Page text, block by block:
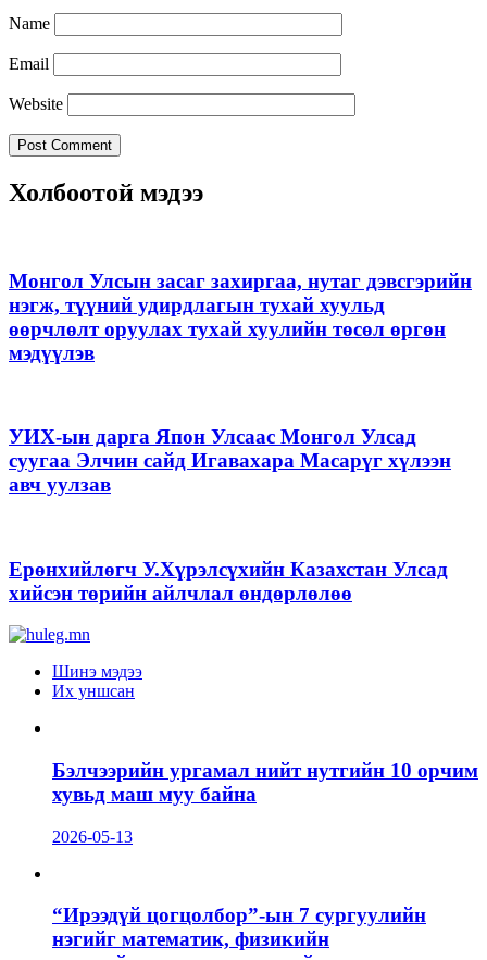
Name
Email
Website
Холбоотой мэдээ
Монгол Улсын засаг захиргаа, нутаг дэвсгэрийн
нэгж, түүний удирдлагын тухай хуульд
өөрчлөлт оруулах тухай хуулийн төсөл өргөн
мэдүүлэв
УИХ-ын дарга Япон Улсаас Монгол Улсад
суугаа Элчин сайд Игавахара Масарүг хүлээн
авч уулзав
Ерөнхийлөгч У.Хүрэлсүхийн Казахстан Улсад
хийсэн төрийн айлчлал өндөрлөлөө
Шинэ мэдээ
Их уншсан
Бэлчээрийн ургамал нийт нутгийн 10 орчим
хувьд маш муу байна
2026-05-13
“Ирээдүй цогцолбор”-ын 7 сургуулийн
нэгийг математик, физикийн